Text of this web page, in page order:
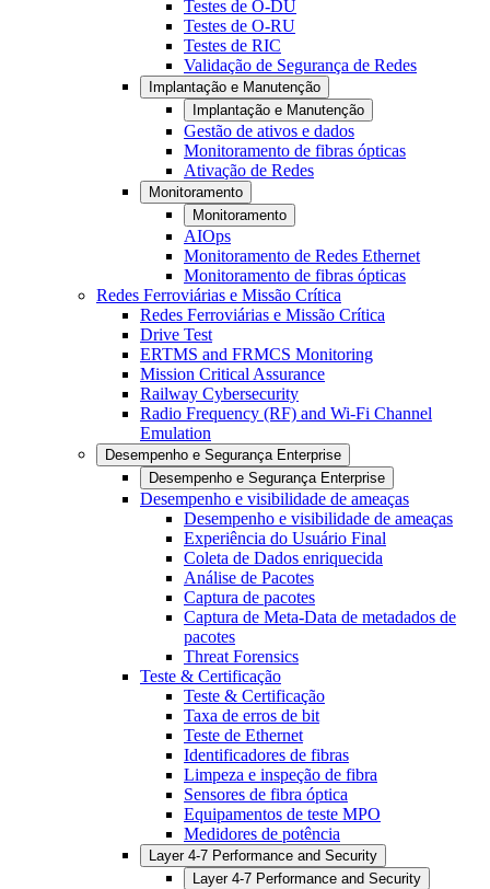
Testes de O-DU
Testes de O-RU
Testes de RIC
Validação de Segurança de Redes
Implantação e Manutenção
Implantação e Manutenção
Gestão de ativos e dados
Monitoramento de fibras ópticas
Ativação de Redes
Monitoramento
Monitoramento
AIOps
Monitoramento de Redes Ethernet
Monitoramento de fibras ópticas
Redes Ferroviárias e Missão Crítica
Redes Ferroviárias e Missão Crítica
Drive Test
ERTMS and FRMCS Monitoring
Mission Critical Assurance
Railway Cybersecurity
Radio Frequency (RF) and Wi-Fi Channel
Emulation
Desempenho e Segurança Enterprise
Desempenho e Segurança Enterprise
Desempenho e visibilidade de ameaças
Desempenho e visibilidade de ameaças
Experiência do Usuário Final
Coleta de Dados enriquecida
Análise de Pacotes
Captura de pacotes
Captura de Meta-Data de metadados de
pacotes
Threat Forensics
Teste & Certificação
Teste & Certificação
Taxa de erros de bit
Teste de Ethernet
Identificadores de fibras
Limpeza e inspeção de fibra
Sensores de fibra óptica
Equipamentos de teste MPO
Medidores de potência
Layer 4-7 Performance and Security
Layer 4-7 Performance and Security